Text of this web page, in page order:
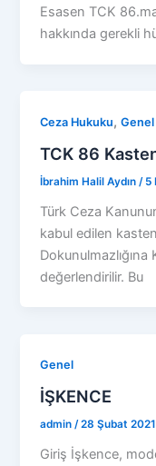
Esasen TCK
hakkında gerekli
Ceza Hukuku,Genel
TCK 86
İbrahim Halil Aydın / 5
Türk Ceza
kabul edilen
Dokunulmazlığına
değerlendirilir. Bu
Genel
İŞKENCE
admin/28 Şubat 2021
Giriş İşkence,